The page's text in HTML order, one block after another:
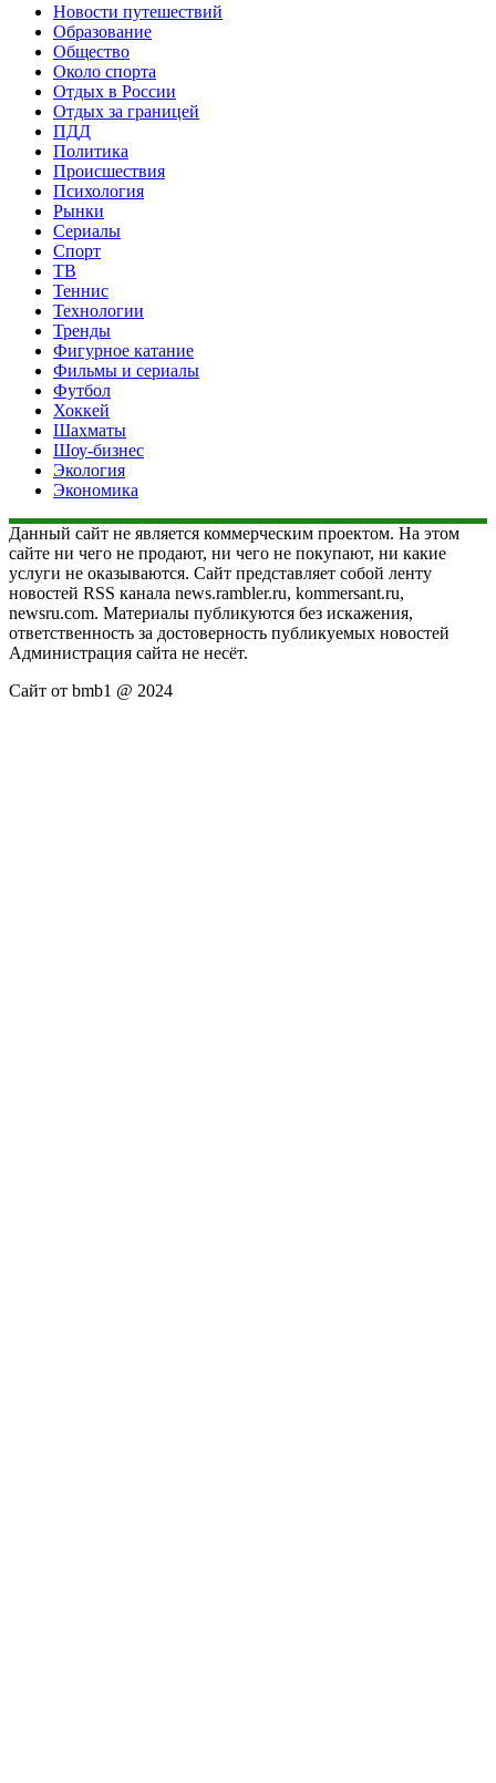
Новости путешествий
Образование
Общество
Около спорта
Отдых в России
Отдых за границей
ПДД
Политика
Происшествия
Психология
Рынки
Сериалы
Спорт
ТВ
Теннис
Технологии
Тренды
Фигурное катание
Фильмы и сериалы
Футбол
Хоккей
Шахматы
Шоу-бизнес
Экология
Экономика
Данный сайт не является коммерческим проектом. На этом
сайте ни чего не продают, ни чего не покупают, ни какие
услуги не оказываются. Сайт представляет собой ленту
новостей RSS канала news.rambler.ru, kommersant.ru,
newsru.com. Материалы публикуются без искажения,
ответственность за достоверность публикуемых новостей
Администрация сайта не несёт.
Сайт от bmb1 @ 2024